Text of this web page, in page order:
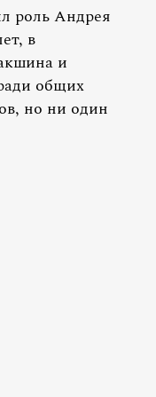
роль Андрея
в
и
общих
но ни один